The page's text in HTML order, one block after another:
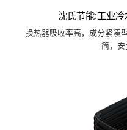
沈氏节能:工业
换热器吸收率高，成分紧凑
简，安